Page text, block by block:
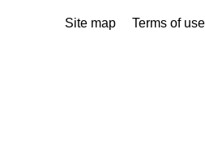
Site map Terms of use